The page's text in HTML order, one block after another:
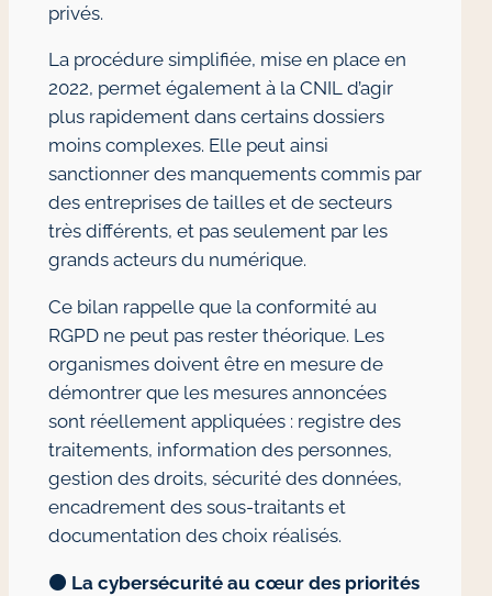
privés.
La procédure simplifiée, mise en place en
2022, permet également à la CNIL d’agir
plus rapidement dans certains dossiers
moins complexes. Elle peut ainsi
sanctionner des manquements commis par
des entreprises de tailles et de secteurs
très différents, et pas seulement par les
grands acteurs du numérique.
Ce bilan rappelle que la conformité au
RGPD ne peut pas rester théorique. Les
organismes doivent être en mesure de
démontrer que les mesures annoncées
sont réellement appliquées : registre des
traitements, information des personnes,
gestion des droits, sécurité des données,
encadrement des sous-traitants et
documentation des choix réalisés.
🟠 La cybersécurité au cœur des priorités